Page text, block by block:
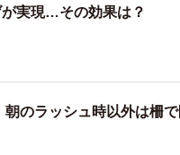
が実現…その効果は？
のラッシュ時以外は柵